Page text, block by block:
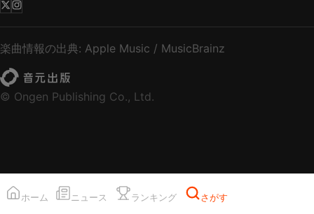
楽曲情報の出典: Apple Music / MusicBrainz
© Ongen Publishing Co., Ltd.
ホーム ニュース ランキング さがす